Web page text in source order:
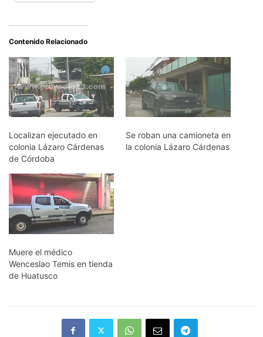
Contenido Relacionado
Localizan ejecutado en
colonia Lázaro Cárdenas
de Córdoba
Se roban una camioneta en
la colonia Lázaro Cárdenas
Muere el médico
Wenceslao Temis en tienda
de Huatusco